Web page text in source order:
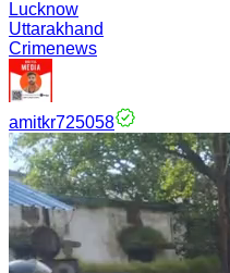
Lucknow
Uttarakhand
Crimenews
amitkr725058